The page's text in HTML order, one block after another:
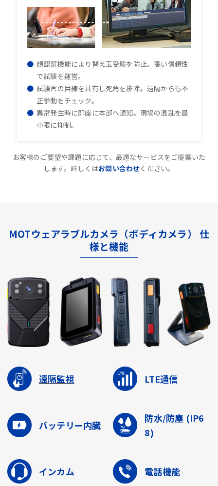
顔認証機能により替え玉受験を防止。高い信頼性
で試験を運営。
試験官の目線を共有し死角を排除。遠隔からも不
正挙動をチェック。
異常発生時に即座に本部へ通知。現場の混乱を最
小限に抑制。
お客様のご要望や課題に応じて、最適なサービスをご提案いた
します。詳しくはお問い合わせください。
MOTウェアラブルカメラ（ボディカメラ） 仕
様と機能
遠隔監視 LTE通信
バッテリー内臓
防水/防塵 (IP6
8)
インカム 電話機能